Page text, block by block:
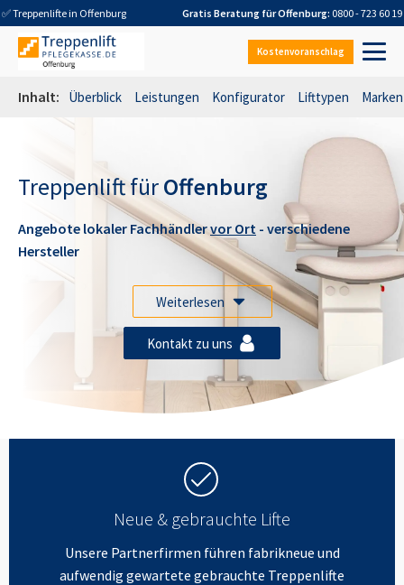
✅ Treppenlifte in Offenburg Gratis Beratung fürOffenburg: 0800 - 723 60 19
Kostenvoranschlag
Inhalt: Überblick Leistungen Konfigurator Lifttypen Marken
Treppenlift fürOffenburg
Angebote lokaler Fachhändlervor Ort - verschiedene
Hersteller
Weiterlesen
Kontakt zu uns
Neue & gebrauchte Lifte
Unsere Partnerfirmen führen fabrikneue und
aufwendig gewartete gebrauchte Treppenlifte